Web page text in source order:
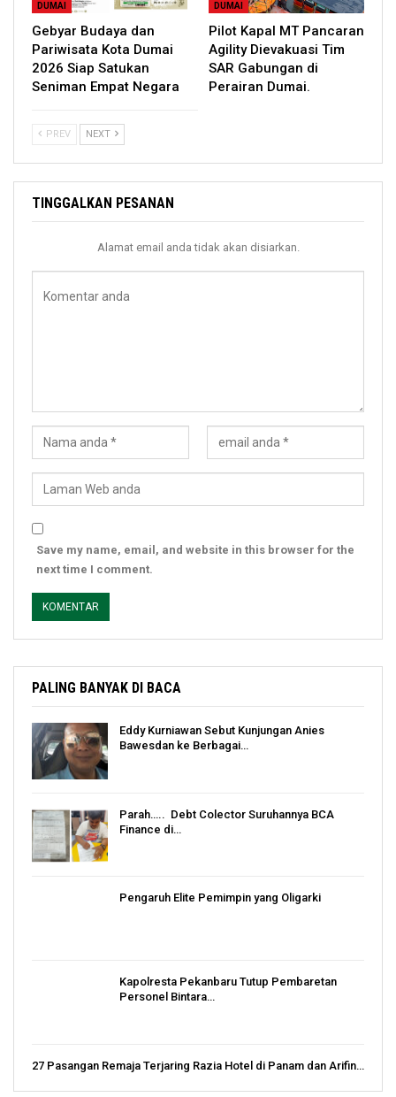
DUMAI
Gebyar Budaya dan
Pariwisata Kota Dumai
2026 Siap Satukan
Seniman Empat Negara
DUMAI
Pilot Kapal MT Pancaran
Agility Dievakuasi Tim
SAR Gabungan di
Perairan Dumai.
PREV NEXT
TINGGALKAN PESANAN
Alamat email anda tidak akan disiarkan.
Save my name, email, and website in this browser for the
next time I comment.
PALING BANYAK DI BACA
Eddy Kurniawan Sebut Kunjungan Anies
Bawesdan ke Berbagai…
Parah….. Debt Colector Suruhannya BCA
Finance di…
Pengaruh Elite Pemimpin yang Oligarki
Kapolresta Pekanbaru Tutup Pembaretan
Personel Bintara…
27 Pasangan Remaja Terjaring Razia Hotel di Panam dan Arifin…